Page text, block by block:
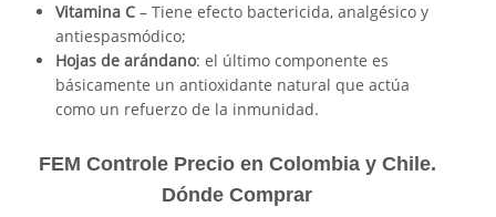
Vitamina C – Tiene efecto bactericida, analgésico y
antiespasmódico;
Hojas de arándano: el último componente es
básicamente un antioxidante natural que actúa
como un refuerzo de la inmunidad.
FEM Controle Precio en Colombia y Chile.
Dónde Comprar